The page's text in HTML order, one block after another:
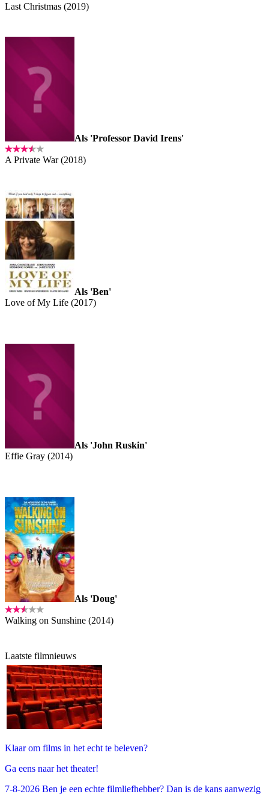
Last Christmas (2019)
Als 'Professor David Irens'
A Private War (2018)
Als 'Ben'
Love of My Life (2017)
Als 'John Ruskin'
Effie Gray (2014)
Als 'Doug'
Walking on Sunshine (2014)
Laatste filmnieuws
Klaar om films in het echt te beleven?
Ga eens naar het theater!
7-8-2026 Ben je een echte filmliefhebber? Dan is de kans aanwezig